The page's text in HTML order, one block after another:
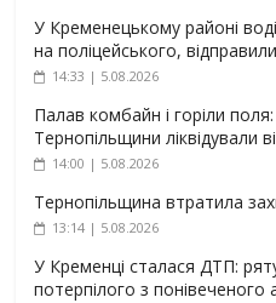
У Кременецькому районі
на поліцейського,
14:33 | 5.08.2026
Палав комбайн і горіли
Тернопільщини ліквідували
14:00 | 5.08.2026
Тернопільщина втратила
13:14 | 5.08.2026
У Кременці сталася ДТП:
потерпілого з понівеченого